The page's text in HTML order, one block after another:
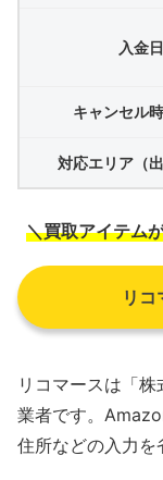
入金
キャンセル
対応エリア（
＼買取アイテム
リ
リコマースは「
業者です。
住所などの入力を